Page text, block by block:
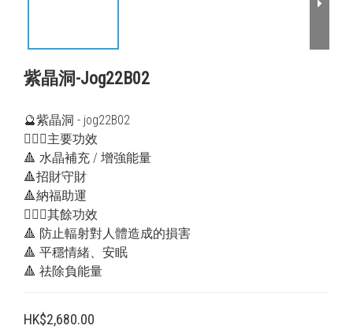
紫晶洞-Jog22B02
🔮紫晶洞 - jog22B02
💁🏻‍♀️主要功效
🔺 水晶補充 / 增強能量
🔺招財守財
🔺納福助運
💁🏻‍♂️其餘功效
🔺 防止輻射對人體造成的損害
🔺 平穩情緒、安眠
🔺 祛除負能量
HK$2,680.00